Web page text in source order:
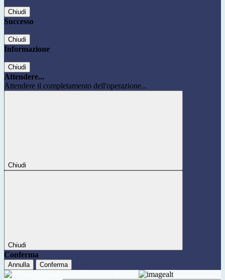
Chiudi
Successo
Chiudi
Informazione
Chiudi
Attendere...
Attendere il completamento dell'operazione...
Chiudi
Chiudi
Conferma
Annulla Conferma